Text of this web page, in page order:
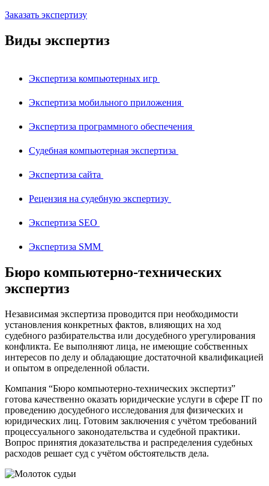
Заказать экспертизу
Виды экспертиз
Экспертиза компьютерных игр
Экспертиза мобильного приложения
Экспертиза программного обеспечения
Судебная компьютерная экспертиза
Экспертиза сайта
Рецензия на судебную экспертизу
Экспертиза SEO
Экспертиза SMM
Бюро компьютерно-технических
экспертиз
Независимая экспертиза проводится при необходимости
установления конкретных фактов, влияющих на ход
судебного разбирательства или досудебного урегулирования
конфликта. Ее выполняют лица, не имеющие собственных
интересов по делу и обладающие достаточной квалификацией
и опытом в определенной области.
Компания “Бюро компьютерно-технических экспертиз”
готова качественно оказать юридические услуги в сфере IT по
проведению досудебного исследования для физических и
юридических лиц. Готовим заключения с учётом требований
процессуального законодательства и судебной практики.
Вопрос принятия доказательства и распределения судебных
расходов решает суд с учётом обстоятельств дела.